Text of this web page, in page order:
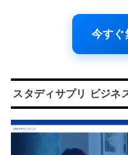
今すぐ
スタディサプリ ビジネ